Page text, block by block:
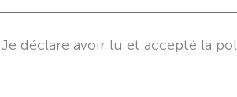
Je déclare avoir lu et accepté la